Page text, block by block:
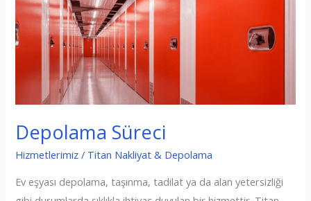
Depolama Süreci
Hizmetlerimiz / Titan Nakliyat & Depolama
Ev eşyası depolama, taşınma, tadilat ya da alan yetersizliği